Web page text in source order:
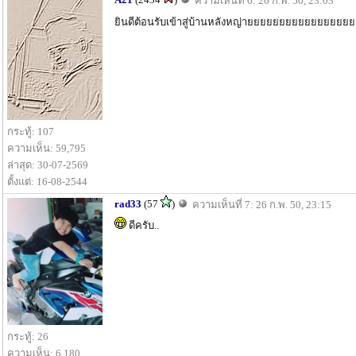
กระทู้: 107
ความเห็น: 59,795
ล่าสุด: 30-07-2569
ตั้งแต่: 16-08-2544
ยินดีต้อนรับเข้าสู่บ้านหลังหญ่ายยยยยยยยยยยยยยยย
กระทู้: 26
ความเห็น: 6,180
rad33 (57 )
ความเห็นที่ 7: 26 ก.พ. 50, 23:15
ดีครับ..